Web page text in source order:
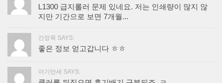
L1300 급지롤러 문제 있네요. 저는 인쇄량이 많지 않
지만 기간으로 보면 7개월...
간장묵 SAYS:
좋은 정보 얻고갑니다 ㅎㅎ
아기만세 SAYS: